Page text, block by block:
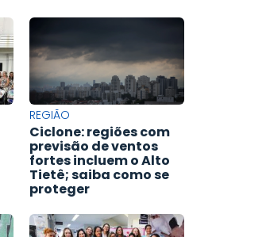
REGIÃO
Ciclone: regiões com
previsão de ventos
fortes incluem o Alto
Tietê; saiba como se
proteger